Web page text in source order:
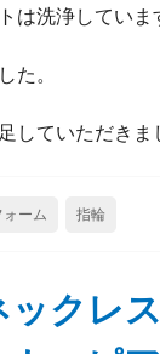
は洗浄していま
た。
していただきま
ォーム 指輪
ックレ